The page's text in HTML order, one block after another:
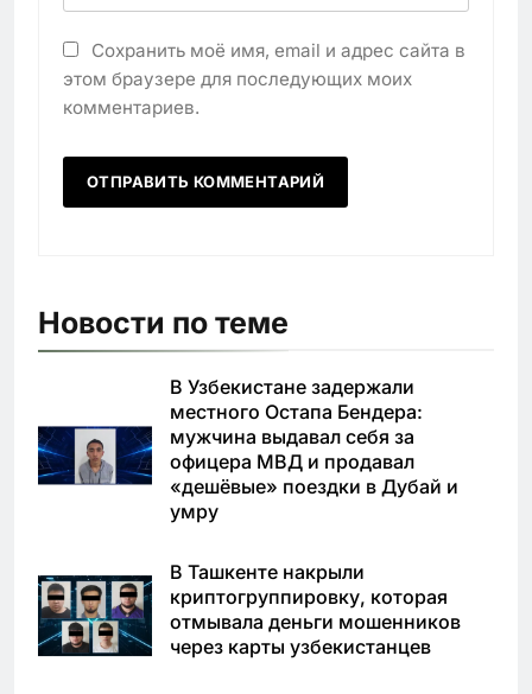
Сохранить моё имя, email и адрес сайта в
этом браузере для последующих моих
комментариев.
Новости по теме
В Узбекистане задержали
местного Остапа Бендера:
мужчина выдавал себя за
офицера МВД и продавал
«дешёвые» поездки в Дубай и
умру
В Ташкенте накрыли
криптогруппировку, которая
отмывала деньги мошенников
через карты узбекистанцев